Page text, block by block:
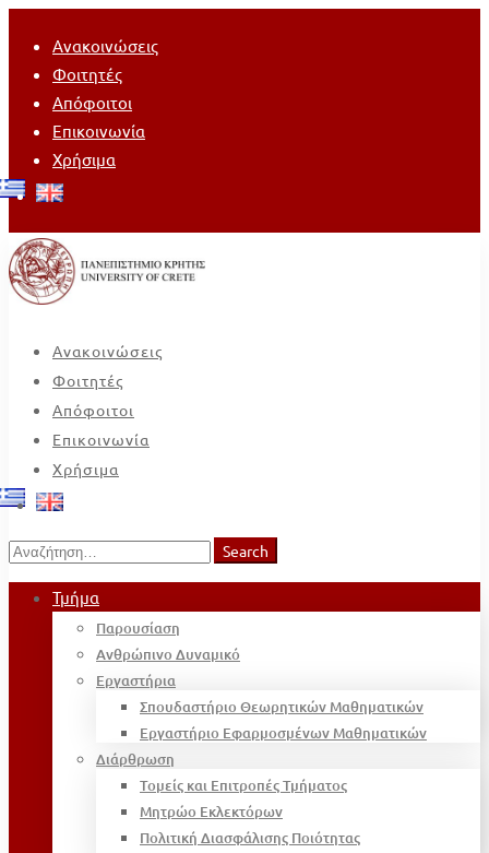
Ανακοινώσεις
Φοιτητές
Απόφοιτοι
Επικοινωνία
Χρήσιμα
Ανακοινώσεις
Φοιτητές
Απόφοιτοι
Επικοινωνία
Χρήσιμα
Search
for:
Search
Τμήμα
Παρουσίαση
Ανθρώπινο Δυναμικό
Εργαστήρια
Σπουδαστήριο Θεωρητικών Μαθηματικών
Εργαστήριο Εφαρμοσμένων Μαθηματικών
Διάρθρωση
Τομείς και Επιτροπές Τμήματος
Μητρώο Εκλεκτόρων
Πολιτική Διασφάλισης Ποιότητας